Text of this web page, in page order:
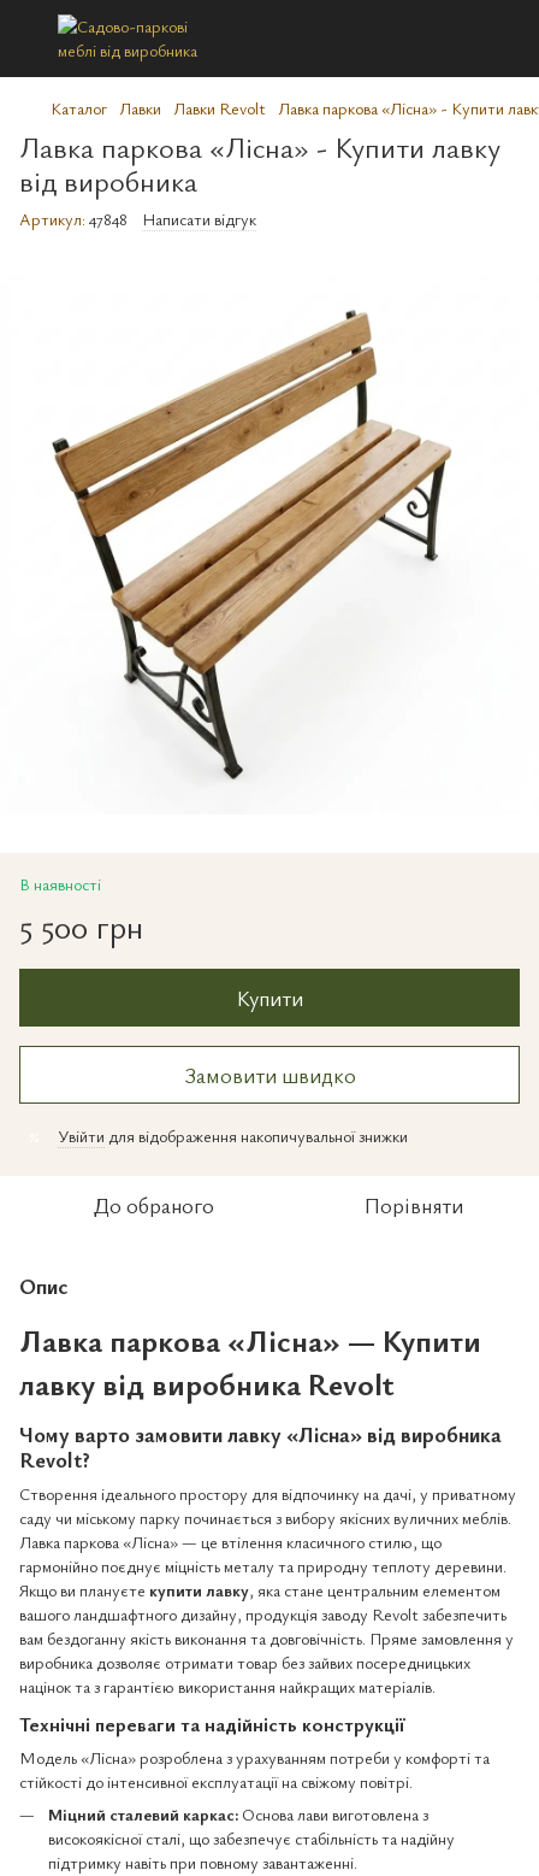
Каталог Лавки Лавки Revolt Лавка паркова «Лісна» - Купити
Лавка паркова «Лісна» - Купити лавку
від виробника
Артикул: 47848 Написати відгук
В наявності
5 500 грн
Купити
Замовити швидко
Увійти для відображення накопичувальної знижки
До обраного Порівняти
Опис
Лавка паркова «Лісна» — Купити
лавку від виробника Revolt
Чому варто замовити лавку «Лісна» від виробника
Revolt?
Створення ідеального простору для відпочинку на дачі, у приватному
саду чи міському парку починається з вибору якісних вуличних меблів.
Лавка паркова «Лісна» — це втілення класичного стилю, що
гармонійно поєднує міцність металу та природну теплоту деревини.
Якщо ви плануєте купити лавку, яка стане центральним елементом
вашого ландшафтного дизайну, продукція заводу Revolt забезпечить
вам бездоганну якість виконання та довговічність. Пряме замовлення у
виробника дозволяє отримати товар без зайвих посередницьких
націнок та з гарантією використання найкращих матеріалів.
Технічні переваги та надійність конструкції
Модель «Лісна» розроблена з урахуванням потреби у комфорті та
стійкості до інтенсивної експлуатації на свіжому повітрі.
Міцний сталевий каркас: Основа лави виготовлена з
високоякісної сталі, що забезпечує стабільність та надійну
підтримку навіть при повному завантаженні.